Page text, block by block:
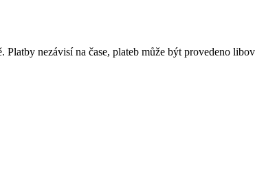
nezávisí na čase, plateb může být provedeno